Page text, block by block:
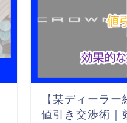
【某ディーラ
値引き交渉術｜